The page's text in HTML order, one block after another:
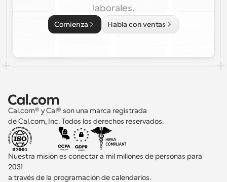
laborales.
Comienza Habla con ventas
Cal.com® y Cal® son una marca registrada
de Cal.com, Inc. Todos los derechos reservados.
Nuestra misión es conectar a mil millones de personas para
2031
a través de la programación de calendarios.